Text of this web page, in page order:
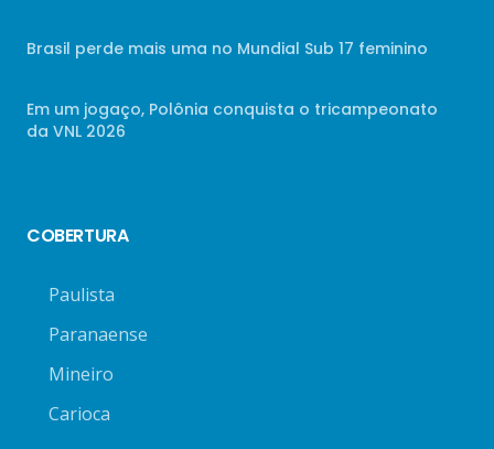
Brasil perde mais uma no Mundial Sub 17 feminino
Em um jogaço, Polônia conquista o tricampeonato
da VNL 2026
COBERTURA
Paulista
Paranaense
Mineiro
Carioca